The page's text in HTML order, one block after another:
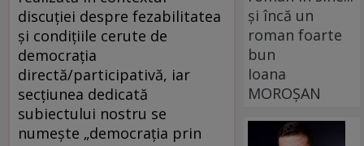
discuției despre fezabilitatea
și condițiile cerute de
democrația
directă/participativă, iar
secțiunea dedicată
subiectului nostru se
numește „democrația prin
și încă un
roman foarte
bun
Ioana
MOROȘAN